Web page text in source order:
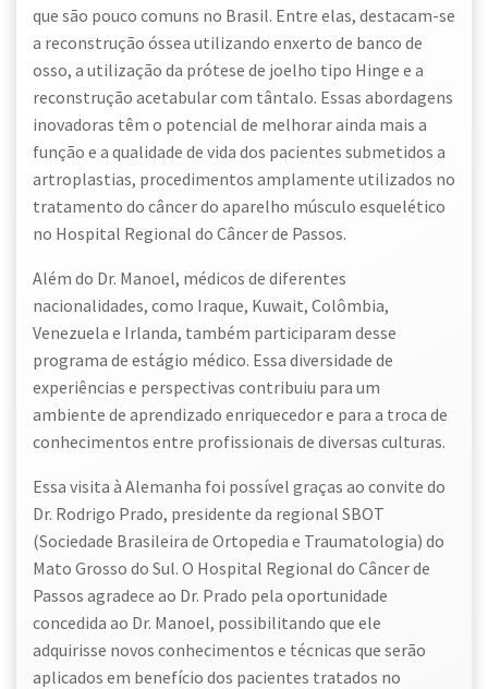
que são pouco comuns no Brasil. Entre elas, destacam-se
a reconstrução óssea utilizando enxerto de banco de
osso, a utilização da prótese de joelho tipo Hinge e a
reconstrução acetabular com tântalo. Essas abordagens
inovadoras têm o potencial de melhorar ainda mais a
função e a qualidade de vida dos pacientes submetidos a
artroplastias, procedimentos amplamente utilizados no
tratamento do câncer do aparelho músculo esquelético
no Hospital Regional do Câncer de Passos.
Além do Dr. Manoel, médicos de diferentes
nacionalidades, como Iraque, Kuwait, Colômbia,
Venezuela e Irlanda, também participaram desse
programa de estágio médico. Essa diversidade de
experiências e perspectivas contribuiu para um
ambiente de aprendizado enriquecedor e para a troca de
conhecimentos entre profissionais de diversas culturas.
Essa visita à Alemanha foi possível graças ao convite do
Dr. Rodrigo Prado, presidente da regional SBOT
(Sociedade Brasileira de Ortopedia e Traumatologia) do
Mato Grosso do Sul. O Hospital Regional do Câncer de
Passos agradece ao Dr. Prado pela oportunidade
concedida ao Dr. Manoel, possibilitando que ele
adquirisse novos conhecimentos e técnicas que serão
aplicados em benefício dos pacientes tratados no